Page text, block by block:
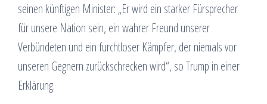
seinen künftigen Minister: „Er wird ein starker Fürsprecher
für unsere Nation sein, ein wahrer Freund unserer
Verbündeten und ein furchtloser Kämpfer, der niemals vor
unseren Gegnern zurückschrecken wird“, so Trump in einer
Erklärung.